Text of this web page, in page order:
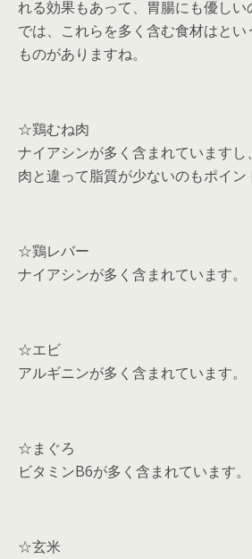
れる効果もあって、胃腸にも優しい
では、これらを多く含む食材はと
ものがありますね。
☆鶏むね肉
ナイアシンが多く含まれています
肉と違って脂質が少ないのもポイン
☆鶏レバー
ナイアシンが多く含まれています。
☆エビ
アルギニンが多く含まれています。
☆まぐろ
ビタミンB6が多く含まれています。
☆玄米